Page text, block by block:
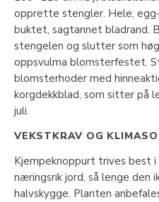
opprette stengler. Hele,
buktet, sagtannet bladrand.
stengelen og slutter som
oppsvulma blomsterfestet.
blomsterhoder med
korgdekkblad, som sitter på
juli.
VEKSTKRAV OG
Kjempeknoppurt trives best
næringsrik jord, så lenge den
halvskygge. Planten